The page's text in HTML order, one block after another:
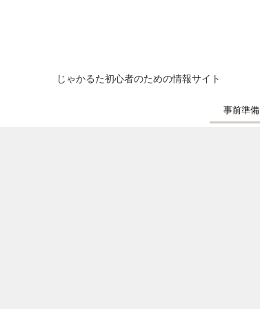
じゃかるた初心者のための情報サイト
事前準備